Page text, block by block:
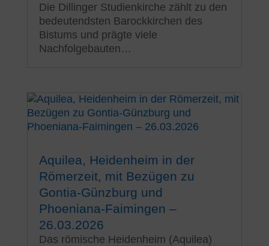
Die Dillinger Studienkirche zählt zu den
bedeutendsten Barockkirchen des
Bistums und prägte viele
Nachfolgebauten…
Aquilea, Heidenheim in der
Römerzeit, mit Bezügen zu
Gontia-Günzburg und
Phoeniana-Faimingen –
26.03.2026
Das römische Heidenheim (Aquilea)